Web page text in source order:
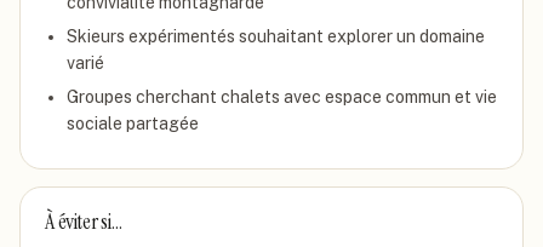
Skieurs expérimentés souhaitant explorer un domaine
varié
Groupes cherchant chalets avec espace commun et vie
sociale partagée
À éviter si…